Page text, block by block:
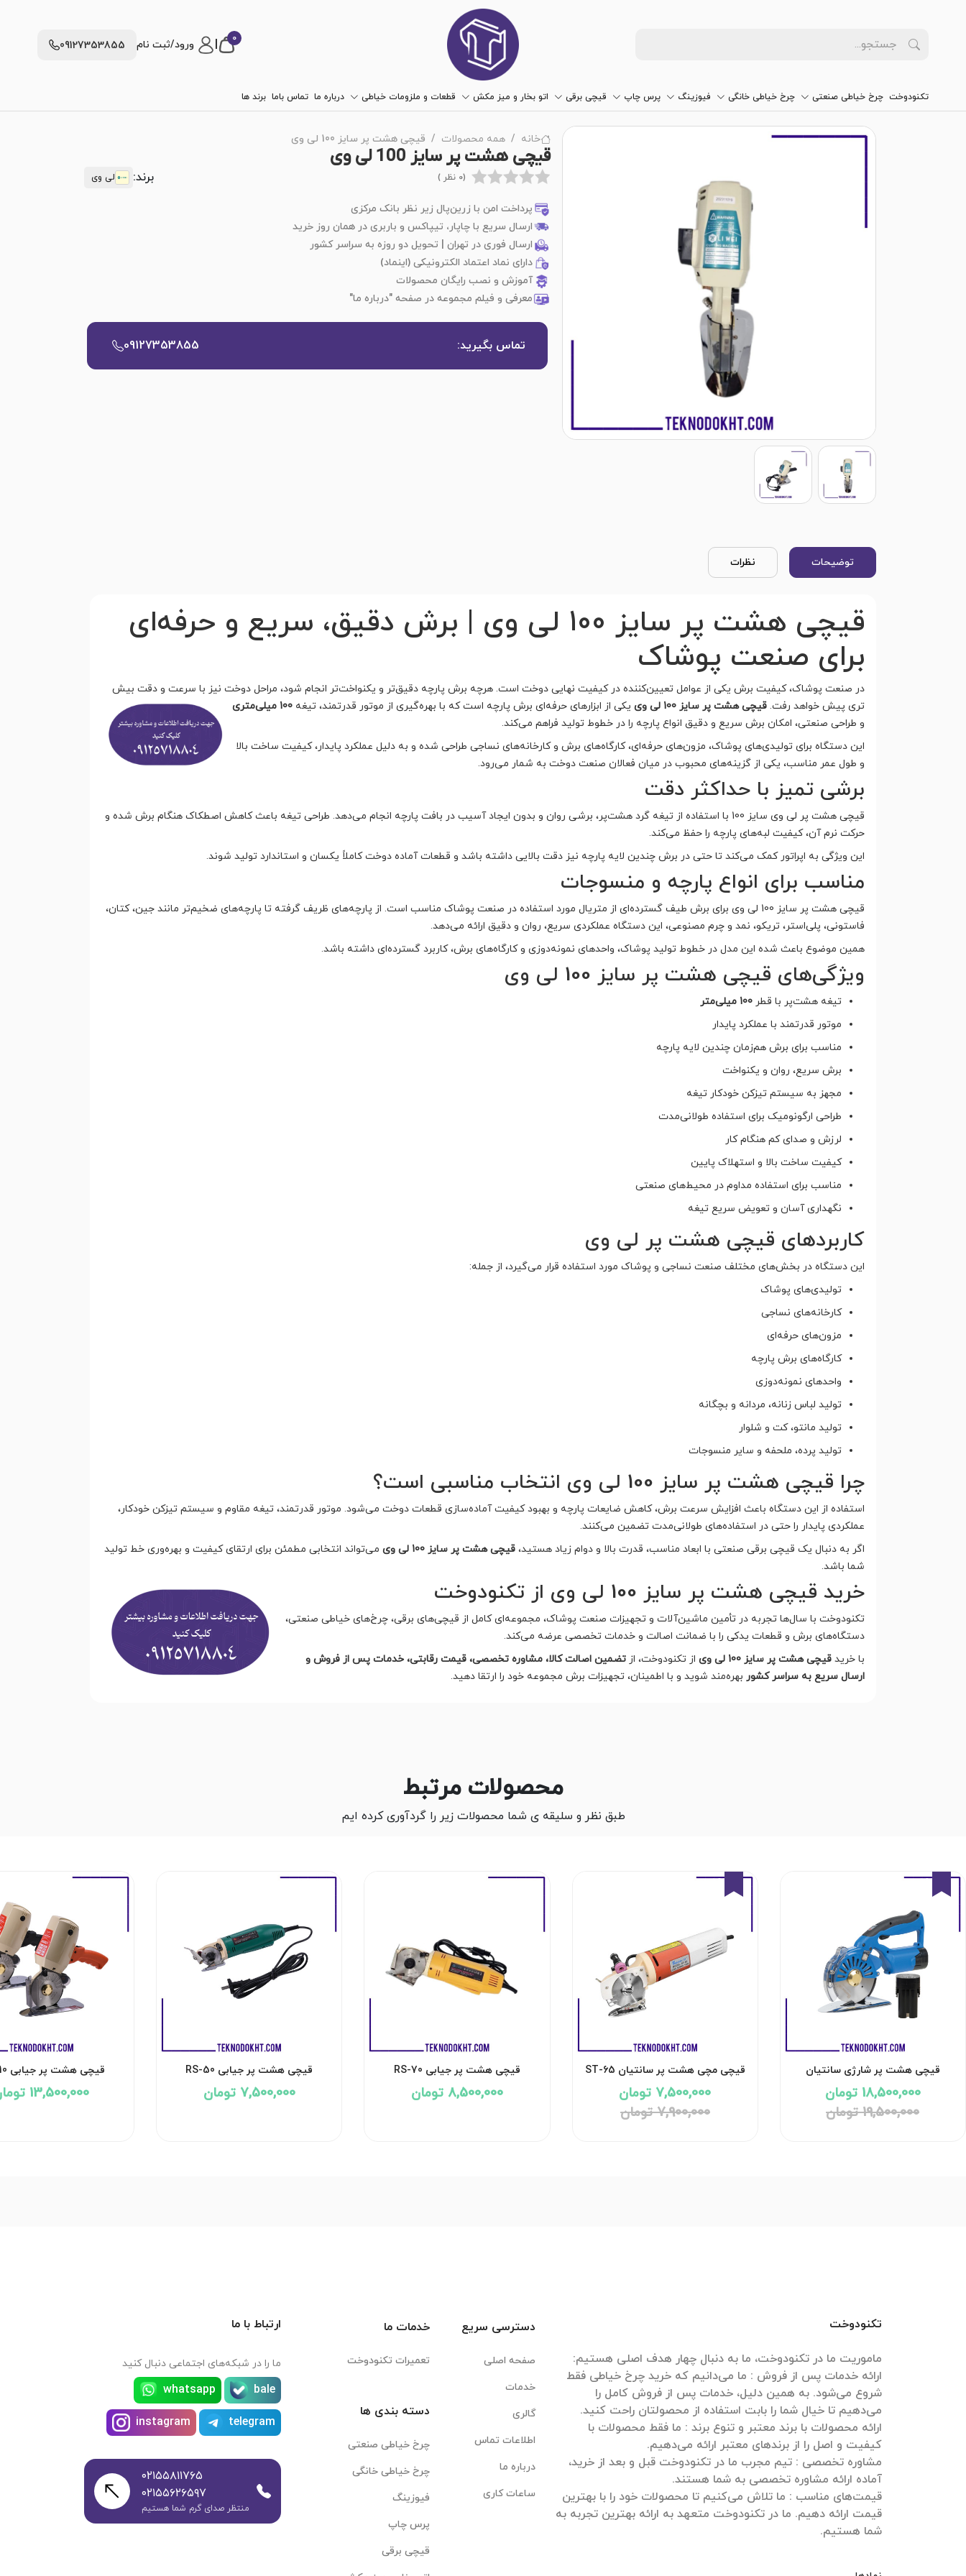
0 ورود/ثبت نام 09127353855
تکنودوخت چرخ خیاطی صنعتی چرخ خیاطی خانگی فیوزینگ پرس چاپ قیچی برقی اتو بخار و میز مکش قطعات و ملزومات خیاطی درباره ما تماس باما برند ها
خانه همه محصولات قیچی هشت پر سایز 100 لی وی
قیچی هشت پر سایز 100 لی وی
(0 نظر ) برند: لی وی
پرداخت امن با زرین‌پال زیر نظر بانک مرکزی
ارسال سریع با چاپار، تیپاکس و باربری در همان روز خرید
ارسال فوری در تهران | تحویل دو روزه به سراسر کشور
دارای نماد اعتماد الکترونیکی (اینماد)
آموزش و نصب رایگان محصولات
معرفی و فیلم مجموعه در صفحه "درباره ما"
تماس بگیرید: 09127353855
توضیحات نظرات
قیچی هشت پر سایز 100 لی وی | برش دقیق، سریع و حرفه‌ای
برای صنعت پوشاک
در صنعت پوشاک، کیفیت برش یکی از عوامل تعیین‌کننده در کیفیت نهایی دوخت است. هرچه برش پارچه دقیق‌تر و یکنواخت‌تر انجام شود، مراحل دوخت نیز با سرعت و دقت بیش
تری پیش خواهد رفت. قیچی هشت پر سایز 100 لی وی یکی از ابزارهای حرفه‌ای برش پارچه است که با بهره‌گیری از موتور قدرتمند، تیغه 100 میلی‌متری
و طراحی صنعتی، امکان برش سریع و دقیق انواع پارچه را در خطوط تولید فراهم می‌کند.
این دستگاه برای تولیدی‌های پوشاک، مزون‌های حرفه‌ای، کارگاه‌های برش و کارخانه‌های نساجی طراحی شده و به دلیل عملکرد پایدار، کیفیت ساخت بالا
و طول عمر مناسب، یکی از گزینه‌های محبوب در میان فعالان صنعت دوخت به شمار می‌رود.
برشی تمیز با حداکثر دقت
قیچی هشت پر لی وی سایز 100 با استفاده از تیغه گرد هشت‌پر، برشی روان و بدون ایجاد آسیب در بافت پارچه انجام می‌دهد. طراحی تیغه باعث کاهش اصطکاک هنگام برش شده و
حرکت نرم آن، کیفیت لبه‌های پارچه را حفظ می‌کند.
این ویژگی به اپراتور کمک می‌کند تا حتی در برش چندین لایه پارچه نیز دقت بالایی داشته باشد و قطعات آماده دوخت کاملاً یکسان و استاندارد تولید شوند.
مناسب برای انواع پارچه و منسوجات
قیچی هشت پر سایز 100 لی وی برای برش طیف گسترده‌ای از متریال مورد استفاده در صنعت پوشاک مناسب است. از پارچه‌های ظریف گرفته تا پارچه‌های ضخیم‌تر مانند جین، کتان،
فاستونی، پلی‌استر، تریکو، نمد و چرم مصنوعی، این دستگاه عملکردی سریع، روان و دقیق ارائه می‌دهد.
همین موضوع باعث شده این مدل در خطوط تولید پوشاک، واحدهای نمونه‌دوزی و کارگاه‌های برش، کاربرد گسترده‌ای داشته باشد.
ویژگی‌های قیچی هشت پر سایز 100 لی وی
تیغه هشت‌پر با قطر 100 میلی‌متر
موتور قدرتمند با عملکرد پایدار
مناسب برای برش هم‌زمان چندین لایه پارچه
برش سریع، روان و یکنواخت
مجهز به سیستم تیزکن خودکار تیغه
طراحی ارگونومیک برای استفاده طولانی‌مدت
لرزش و صدای کم هنگام کار
کیفیت ساخت بالا و استهلاک پایین
مناسب برای استفاده مداوم در محیط‌های صنعتی
نگهداری آسان و تعویض سریع تیغه
کاربردهای قیچی هشت پر لی وی
این دستگاه در بخش‌های مختلف صنعت نساجی و پوشاک مورد استفاده قرار می‌گیرد، از جمله:
تولیدی‌های پوشاک
کارخانه‌های نساجی
مزون‌های حرفه‌ای
کارگاه‌های برش پارچه
واحدهای نمونه‌دوزی
تولید لباس زنانه، مردانه و بچگانه
تولید مانتو، کت و شلوار
تولید پرده، ملحفه و سایر منسوجات
چرا قیچی هشت پر سایز 100 لی وی انتخاب مناسبی است؟
استفاده از این دستگاه باعث افزایش سرعت برش، کاهش ضایعات پارچه و بهبود کیفیت آماده‌سازی قطعات دوخت می‌شود. موتور قدرتمند، تیغه مقاوم و سیستم تیزکن خودکار،
عملکردی پایدار را حتی در استفاده‌های طولانی‌مدت تضمین می‌کنند.
اگر به دنبال یک قیچی برقی صنعتی با ابعاد مناسب، قدرت بالا و دوام زیاد هستید، قیچی هشت پر سایز 100 لی وی
می‌تواند انتخابی مطمئن برای ارتقای کیفیت و بهره‌وری خط تولید
شما باشد.
خرید قیچی هشت پر سایز 100 لی وی از تکنودوخت
تکنودوخت با سال‌ها تجربه در تأمین ماشین‌آلات و تجهیزات صنعت پوشاک، مجموعه‌ای کامل از قیچی‌های برقی، چرخ‌های خیاطی صنعتی،
دستگاه‌های برش و قطعات یدکی را با ضمانت اصالت و خدمات تخصصی عرضه می‌کند.
با خرید قیچی هشت پر سایز 100 لی وی از تکنودوخت، از تضمین اصالت کالا، مشاوره تخصصی، قیمت رقابتی، خدمات پس از فروش و
ارسال سریع به سراسر کشوربهره‌مند شوید و با اطمینان، تجهیزات برش مجموعه خود را ارتقا دهید.
محصولات مرتبط
طبق نظر و سلیقه ی شما محصولات زیر را گردآوری کرده ایم
5%
قیچی هشت پر شارژی سانتیان
ST_P110B
18,500,000 تومان
19,500,000 تومان
5%
قیچی مچی هشت پر سانتیان ST-65
7,500,000 تومان
7,900,000 تومان
قیچی هشت پر جیابی RS-70
8,500,000 تومان
قیچی هشت پر جیابی RS-50
7,500,000 تومان
قیچی هشت پر جیابی DW-110
13,500,000 تومان
تکنودوخت
ارائه خدمات پس از فروش : ما می‌دانیم که خرید چرخ خیاطی فقط
شروع می‌شود. به همین دلیل، خدمات پس از فروش کامل را
ارائه محصولات با برند معتبر و تنوع برند : ما فقط محصولات با
مشاوره تخصصی : تیم مجرب ما در تکنودوخت قبل و بعد از خرید،
قیمت‌های مناسب : ما تلاش می‌کنیم تا محصولات خود را با بهترین
قیمت ارائه دهیم. ما در تکنودوخت متعهد به ارائه بهترین تجربه به
شما هستیم.
دسترسی سریع
صفحه اصلی
خدمات
گالری
اطلاعات تماس
درباره ما
ساعات کاری
خدمات ما
تعمیرات تکنودوخت
دسته بندی ها
چرخ خیاطی صنعتی
چرخ خیاطی خانگی
فیوزینگ
پرس چاپ
قیچی برقی
ارتباط با ما
ما را در شبکه‌های اجتماعی دنبال کنید
bale
whatsapp
telegram
instagram
۰۲۱۵۵۸۱۱۷۶۵
۰۲۱۵۵۶۲۶۵۹۷
منتظر صدای گرم شما هستیم